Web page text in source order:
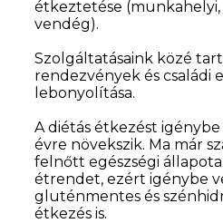
étkeztetése (munkahelyi,
vendég).
Szolgáltatásaink közé
rendezvények és családi
lebonyolítása.
A diétás étkezést igénybe
évre növekszik. Ma már
felnőtt egészségi
étrendet, ezért igénybe
gluténmentes és
étkezés is.